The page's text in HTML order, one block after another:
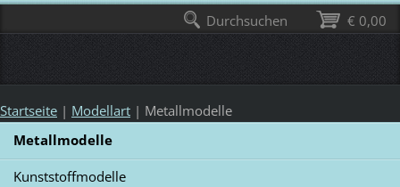
Startseite | Modellart | Metallmodelle
Metallmodelle
Kunststoffmodelle
€ 0,00
Durchsuchen